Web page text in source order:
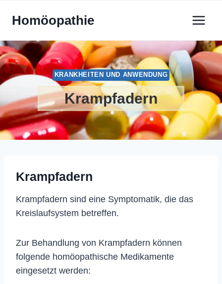
InhaltHomöopathie
KRANKHEITEN UND ANWENDUNG
Krampfadern
Krampfadern
Krampfadern sind eine Symptomatik, die das
Kreislaufsystem betreffen.
Zur Behandlung von Krampfadern können
folgende homöopathische Medikamente
eingesetzt werden: